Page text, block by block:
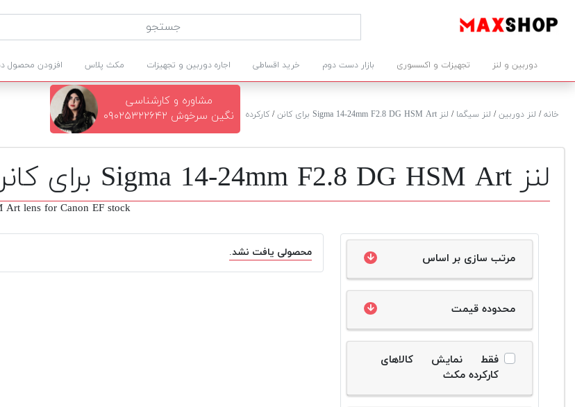
دوربین و لنز تجهیزات و اکسسوری بازار دست دوم خرید اقساطی اجاره دوربین و تجهیزات مکث پلاس افزودن محصول
خانه/ لنز دوربین/ لنز سیگما / لنز Sigma 14-24mm F2.8 DG HSM Art برای کانن / کارکرده
مشاوره و کارشناسی
نگین سرخوش ۰۹۰۲۵۳۲۲۶۴۲
لنز Sigma 14-24mm F2.8 DG HSM Art برای کانن دست دوم
Art lens for Canon EF stock
مرتب سازی بر اساس
محدوده قیمت
فقط نمایش کالاهای
کارکرده مکث
محصولی یافت نشد.